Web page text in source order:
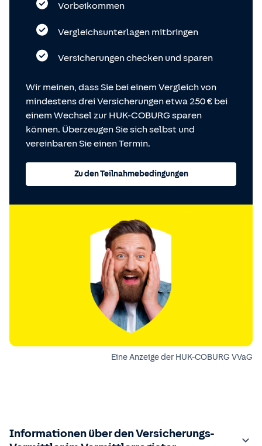
Vorbeikommen
Vergleichsunterlagen mitbringen
Versicherungen checken und sparen
Wir meinen, dass Sie bei einem Vergleich von
mindestens drei Versicherungen etwa 250 € bei
einem Wechsel zur HUK-COBURG sparen
können. Überzeugen Sie sich selbst und
vereinbaren Sie einen Termin.
Zu den Teilnahmebedingungen
Eine Anzeige der HUK-COBURG VVaG
Informationen über den Versicherungs-